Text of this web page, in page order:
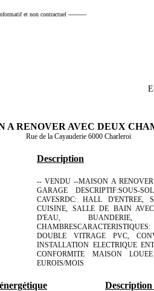
et non contractuel ----------
A RENOVER AVEC DEUX
Rue de la Cayauderie 6000 Charleroi
Description
-- VENDU --MAISON A
GARAGE DESCRIPTIF:SOUS-
CAVESRDC: HALL D'ENTREE,
CUISINE, SALLE DE BAIN
D'EAU, BUANDERIE,
DOUBLE VITRAGE PVC,
INSTALLATION ELECTRIQUE
CONFORMITE MAISON
EUROIS/MOIS